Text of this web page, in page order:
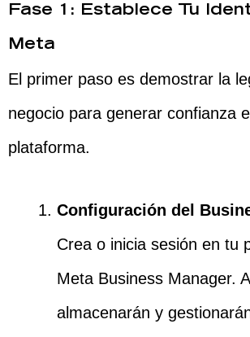
Fase 1: Establece Tu
Meta
El primer paso es demostrar la
negocio para generar confianza
plataforma.
Configuración del
Crea o inicia sesión en tu
Meta Business Manager.
almacenarán y